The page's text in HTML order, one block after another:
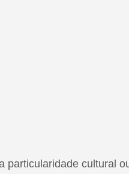
particularidade cultural